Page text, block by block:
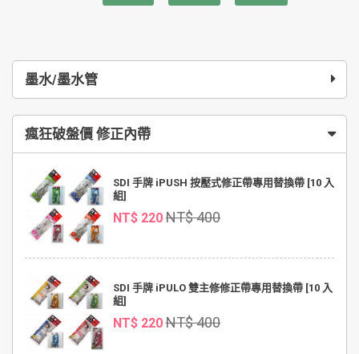
墨水/墨水管
瘋狂破盤價 修正內帶
SDI 手牌 iPUSH 按壓式修正帶專用替換帶 [10 入
組]
NT$ 220 NT$ 400
SDI 手牌 iPULO 雙主修修正帶專用替換帶 [10 入
組]
NT$ 220 NT$ 400